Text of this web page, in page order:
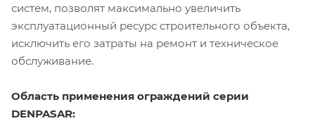
систем, позволят максимально увеличить
эксплуатационный ресурс строительного объекта,
исключить его затраты на ремонт и техническое
обслуживание.
Область применения ограждений серии
DENPASAR: